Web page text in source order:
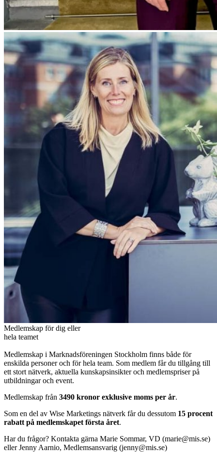
Medlemskap för dig eller
hela teamet
Medlemskap i Marknadsföreningen Stockholm finns både för
enskilda personer och för hela team. Som medlem får du tillgång till
ett stort nätverk, aktuella kunskapsinsikter och medlemspriser på
utbildningar och event.
Medlemskap från 3490 kronor exklusive moms per år.
Som en del av Wise Marketings nätverk får du dessutom 15 procent
rabatt på medlemskapet första året.
Har du frågor? Kontakta gärna Marie Sommar, VD (marie@mis.se)
eller Jenny Aarnio, Medlemsansvarig (jenny@mis.se)